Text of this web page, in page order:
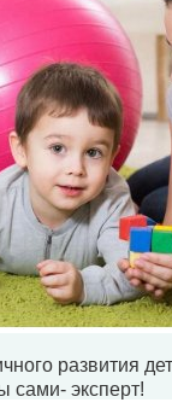
развития
сами- эксперт!